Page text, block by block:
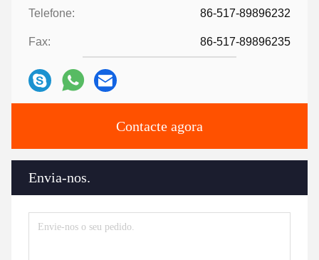
Telefone: 86-517-89896232
Fax: 86-517-89896235
Contacte agora
Envia-nos.